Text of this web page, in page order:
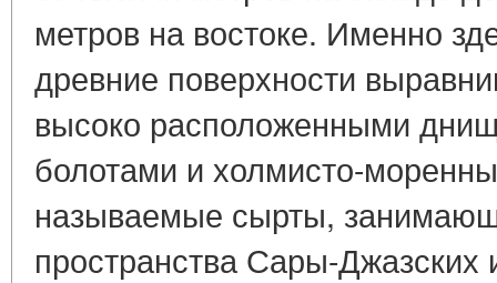
метров на востоке. Именно
древние поверхности
высоко расположенными
болотами и холмисто-
называемые сырты,
пространства Сары-